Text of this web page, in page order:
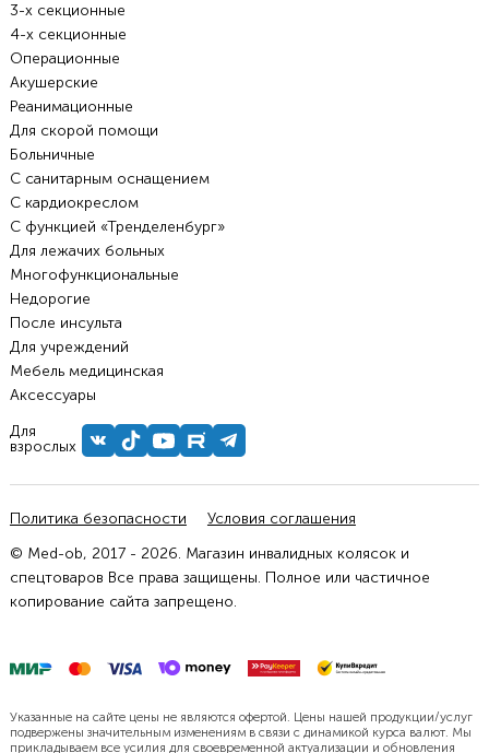
3-х секционные
4-х секционные
Операционные
Акушерские
Реанимационные
Для скорой помощи
Больничные
С санитарным оснащением
С кардиокреслом
С функцией «Тренделенбург»
Для лежачих больных
Многофункциональные
Недорогие
После инсульта
Для учреждений
Мебель медицинская
Аксессуары
Для
взрослых
Политика безопасности
Условия соглашения
© Med-ob, 2017 - 2026. Магазин инвалидных колясок и
спецтоваров Все права защищены. Полное или частичное
копирование сайта запрещено.
Указанные на сайте цены не являются офертой. Цены нашей продукции/услуг
подвержены значительным изменениям в связи с динамикой курса валют. Мы
прикладываем все усилия для своевременной актуализации и обновления